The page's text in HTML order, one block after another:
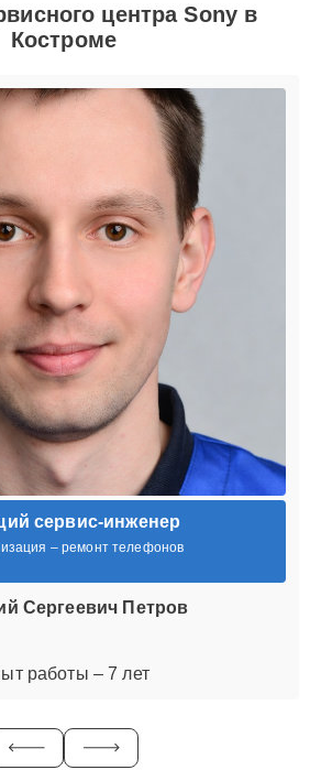
центра Sony в
Костроме
сервис-инженер
– ремонт телефонов
Сергеевич Петров
работы – 7 лет